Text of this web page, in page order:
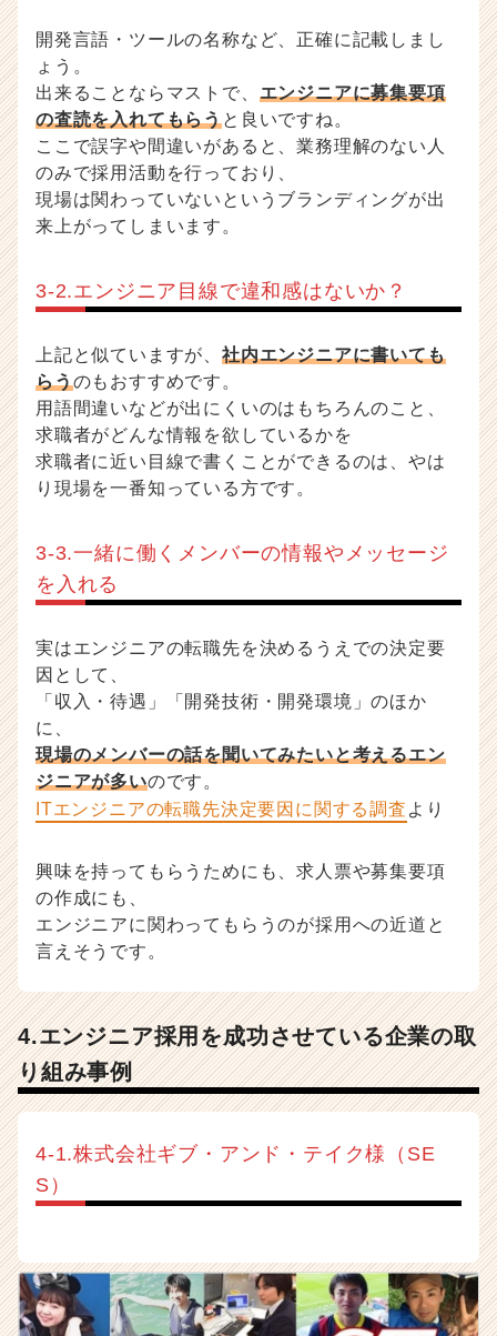
開発言語・ツールの名称など、正確に記載しまし
ょう。
出来ることならマストで、 エンジニアに募集要項
の査読を入れてもらうと良いですね。
ここで誤字や間違いがあると、業務理解のない人
のみで採用活動を行っており、
現場は関わっていないというブランディングが出
来上がってしまいます。
3-2.エンジニア目線で違和感はないか？
上記と似ていますが、 社内エンジニアに書いても
らうのもおすすめです。
用語間違いなどが出にくいのはもちろんのこと、
求職者がどんな情報を欲しているかを
求職者に近い目線で書くことができるのは、やは
り現場を一番知っている方です。
3-3.一緒に働くメンバーの情報やメッセージ
を入れる
実はエンジニアの転職先を決めるうえでの決定要
因として、
「収入・待遇」「開発技術・開発環境」のほか
に、
現場のメンバーの話を聞いてみたいと考えるエン
ジニアが多いのです。
ITエンジニアの転職先決定要因に関する調査 より
興味を持ってもらうためにも、求人票や募集要項
の作成にも、
エンジニアに関わってもらうのが採用への近道と
言えそうです。
4.エンジニア採用を成功させている企業の取
り組み事例
4-1.株式会社ギブ・アンド・テイク様（SE
S）